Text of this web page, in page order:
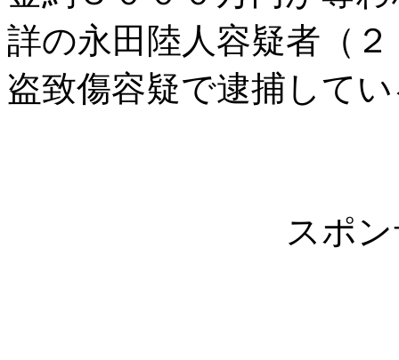
詳の永田陸人容疑者（
盗致傷容疑で逮捕して
スポ